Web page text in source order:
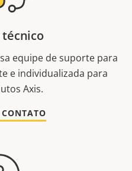
técnico
equipe de suporte para
e individualizada para
Axis.